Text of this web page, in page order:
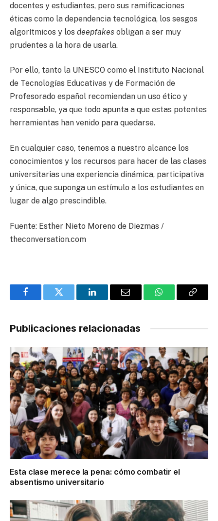
docentes y estudiantes, pero sus ramificaciones
éticas como la dependencia tecnológica, los sesgos
algorítmicos y los deepfakes obligan a ser muy
prudentes a la hora de usarla.
Por ello, tanto la UNESCO como el Instituto Nacional
de Tecnologías Educativas y de Formación de
Profesorado español recomiendan un uso ético y
responsable, ya que todo apunta a que estas potentes
herramientas han venido para quedarse.
En cualquier caso, tenemos a nuestro alcance los
conocimientos y los recursos para hacer de las clases
universitarias una experiencia dinámica, participativa
y única, que suponga un estímulo a los estudiantes en
lugar de algo prescindible.
Fuente: Esther Nieto Moreno de Diezmas /
theconversation.com
FacebookTwitter LinkedInEmail WhatsAppCopy
Publicaciones relacionadas
Esta clase merece la pena: cómo combatir el
absentismo universitario